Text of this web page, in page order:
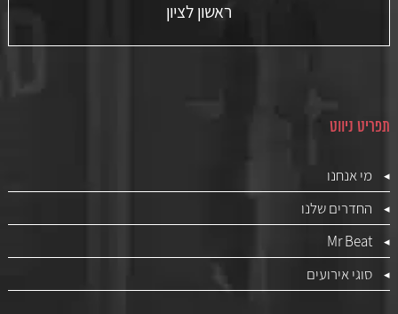
ראשון לציון
תפריט ניווט
מי אנחנו
החדרים שלנו
Mr Beat
סוגי אירועים